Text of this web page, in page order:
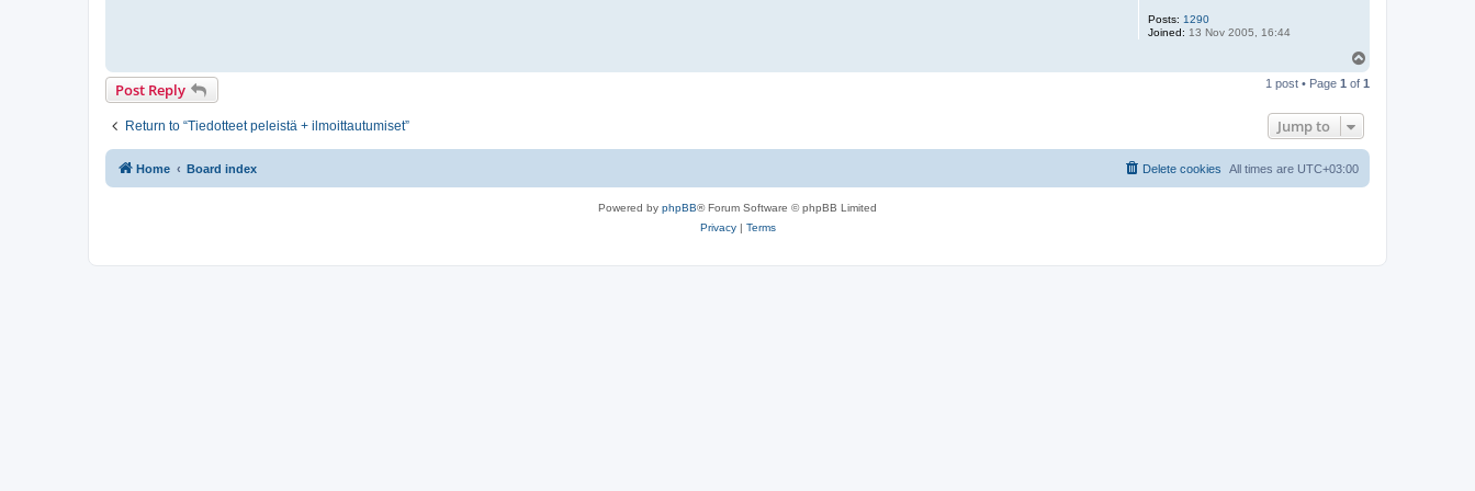
Posts: 1290
Joined: 13 Nov 2005, 16:44
p
Post Reply 1 post • Page 1 of 1
Return to “Tiedotteet peleistä + ilmoittautumiset” Jump to
Home Board index All times are UTC+03:00
Delete cookies
Powered by phpBB® Forum Software © phpBB Limited
Privacy| Terms